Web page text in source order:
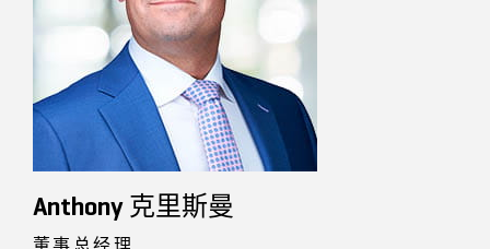
Anthony 克里斯曼